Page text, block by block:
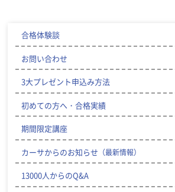
合格体験談
お問い合わせ
3大プレゼント申込み方法
初めての方へ・合格実績
期間限定講座
カーサからのお知らせ （最新情報）
13000人からのQ&A